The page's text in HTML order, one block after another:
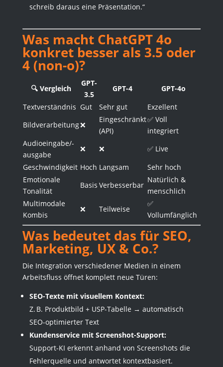
schreib daraus eine Präsentation.“
Was macht ChatGPT 4o
konkret besser als 3.5 oder
4 (non-o)?
🔍 Vergleich
GPT-
3.5
GPT-4
GPT-4o
Textverständnis Gut Sehr gut
Exzellent
Bildverarbeitung❌
Eingeschränkt
(API)
✅ Voll
integriert
Audioeingabe/-
ausgabe
❌ ❌
✅ Live
Geschwindigkeit Hoch Langsam
Sehr hoch
Emotionale
Tonalität
Basis Verbesserbar
Natürlich &
menschlich
Multimodale
Kombis
❌ Teilweise
✅
Vollumfänglich
Was bedeutet das für SEO,
Marketing, UX & Co.?
Die Integration verschiedener Medien in einem
Arbeitsfluss öffnet komplett neue Türen:
SEO-Texte mit visuellem Kontext:
Z. B. Produktbild + USP-Tabelle → automatisch
SEO-optimierter Text
Kundenservice mit Screenshot-Support:
Support-KI erkennt anhand von Screenshots die
Fehlerquelle und antwortet kontextbasiert.